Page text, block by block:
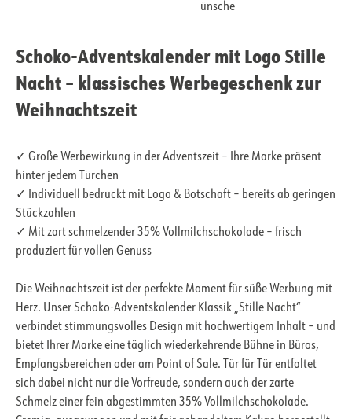
ünsche
Schoko-Adventskalender mit Logo Stille
Nacht – klassisches Werbegeschenk zur
Weihnachtszeit
✓ Große Werbewirkung in der Adventszeit – Ihre Marke präsent
hinter jedem Türchen
✓ Individuell bedruckt mit Logo & Botschaft – bereits ab geringen
Stückzahlen
✓ Mit zart schmelzender 35% Vollmilchschokolade – frisch
produziert für vollen Genuss
Die Weihnachtszeit ist der perfekte Moment für süße Werbung mit
Herz. Unser Schoko-Adventskalender Klassik „Stille Nacht“
verbindet stimmungsvolles Design mit hochwertigem Inhalt – und
bietet Ihrer Marke eine täglich wiederkehrende Bühne in Büros,
Empfangsbereichen oder am Point of Sale. Tür für Tür entfaltet
sich dabei nicht nur die Vorfreude, sondern auch der zarte
Schmelz einer fein abgestimmten 35% Vollmilchschokolade.